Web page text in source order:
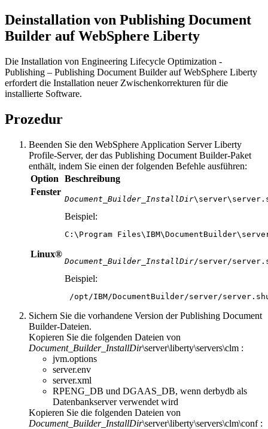
Deinstallation von Publishing Document
Builder aufWebSphere Liberty
Die Installation von Engineering Lifecycle Optimization -
Publishing – Publishing Document BuilderaufWebSphere Liberty
erfordert die Installation neuer Zwischenkorrekturen für die
installierte Software.
Prozedur
Beenden Sie den WebSphere Application Server Liberty
Profile-Server, derdas Publishing Document Builder-Paket
enthält, indem Sie einen der folgenden Befehle ausführen:
Option
Beschreibung
Fenster
Document_Builder_InstallDir
Beispiel:
C:\Program
Linux®
Document_Builder_InstallDir/server/
Beispiel:
/opt/IBM/DocumentBuilder/server/
Sichern Sie die vorhandene Version der Publishing Document
Builder-Dateien.
Kopieren Sie die folgenden Dateien von
Document_Builder_InstallDir\server\liberty\servers\clm :
jvm.options
server.env
server.xml
RPENG_DB und DGAAS_DB, wenn derbydb als
Datenbankserver verwendet wird
Kopieren Sie die folgenden Dateien von
Document_Builder_InstallDir\server\liberty\servers\clm\conf: